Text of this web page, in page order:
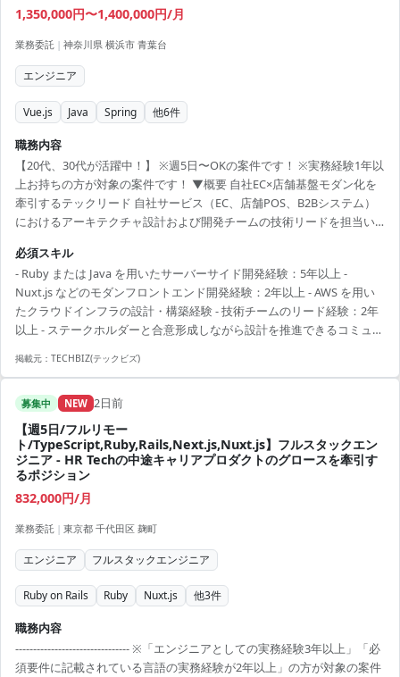
1,350,000円〜1,400,000円/月
業務委託 | 神奈川県 横浜市 青葉台
エンジニア
Vue.js Java Spring 他6件
職務内容
【20代、30代が活躍中！】 ※週5日〜OKの案件です！ ※実務経験1年以
上お持ちの方が対象の案件です！ ▼概要 自社EC×店舗基盤モダン化を
牽引するテックリード 自社サービス（EC、店舗POS、B2Bシステム）
におけるアーキテクチャ設計および開発チームの技術リードを担当い
（Rails/Java/Vue.js/Nuxt.js など） - 既存基幹システムのモダナイゼー
ション推進（オンプレからクラウド、Java から Ruby への移行） - コー
ドレビューやペアプロを通じたエンジニア育成と開発プロセス改善 - ビ
ジネスサイドと協業し、抽象要件を技術仕様へ落とし込...
必須スキル
- Ruby または Java を用いたサーバーサイド開発経験：5年以上 -
Nuxt.js などのモダンフロントエンド開発経験：2年以上 - AWS を用い
たクラウドインフラの設計・構築経験 - 技術チームのリード経験：2年
以上 - ステークホルダーと合意形成しながら設計を推進できるコミュニ
掲載元： TECHBIZ(テックビズ)
募集中 NEW 2日前
【週5日/フルリモー
ト/TypeScript,Ruby,Rails,Next.js,Nuxt.js】フルスタックエン
ジニア - HR Techの中途キャリアプロダクトのグロースを牽引す
るポジション
832,000円/月
業務委託 | 東京都 千代田区 麹町
エンジニア フルスタックエンジニア
Ruby on Rails Ruby Nuxt.js 他3件
職務内容
-------------------------------- ※「エンジニアとしての実務経験3年以上」「必
須要件に記載されている言語の実務経験が2年以上」の方が対象の案件